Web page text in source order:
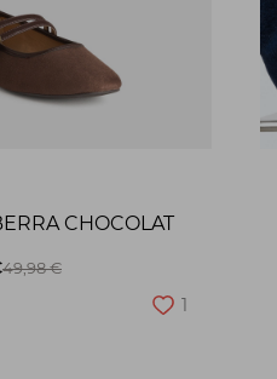
CHOCOLAT
49,98 €
1